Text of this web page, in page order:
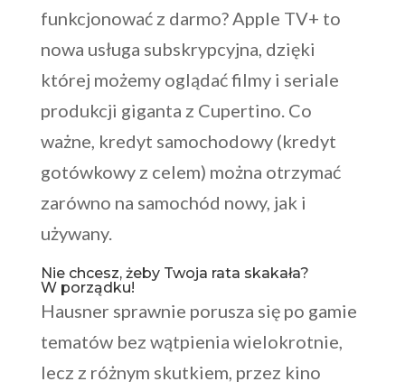
funkcjonować z darmo? Apple TV+ to
nowa usługa subskrypcyjna, dzięki
której możemy oglądać filmy i seriale
produkcji giganta z Cupertino. Co
ważne, kredyt samochodowy (kredyt
gotówkowy z celem) można otrzymać
zarówno na samochód nowy, jak i
używany.
Nie chcesz, żeby Twoja rata skakała?
W porządku!
Hausner sprawnie porusza się po gamie
tematów bez wątpienia wielokrotnie,
lecz z różnym skutkiem, przez kino